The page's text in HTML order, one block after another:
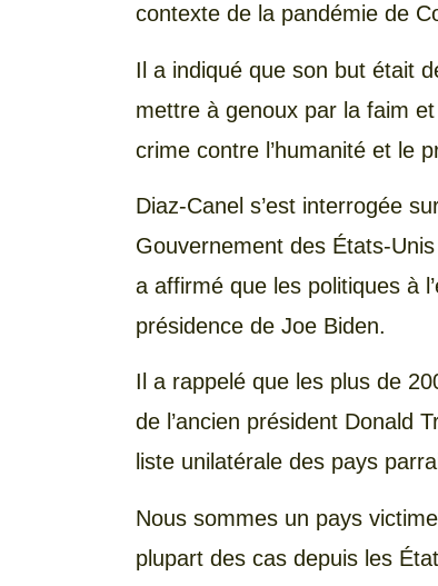
contexte de la pandémie de
Il a indiqué que son but était
mettre à genoux par la faim
crime contre l’humanité et le
Diaz-Canel s’est interrogée
Gouvernement des États-
a affirmé que les politiques à
présidence de Joe Biden.
Il a rappelé que les plus de
de l’ancien président Donald
liste unilatérale des pays
Nous sommes un pays
plupart des cas depuis les